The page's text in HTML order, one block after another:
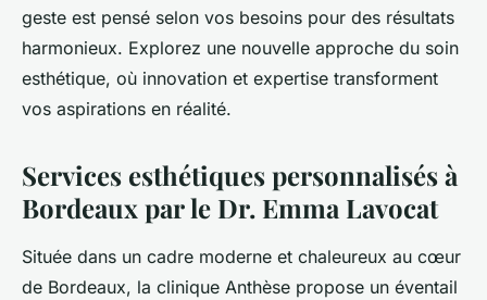
geste est pensé selon vos besoins pour des résultats
harmonieux. Explorez une nouvelle approche du soin
esthétique, où innovation et expertise transforment
vos aspirations en réalité.
Services esthétiques personnalisés à
Bordeaux par le Dr. Emma Lavocat
Située dans un cadre moderne et chaleureux au cœur
de Bordeaux, la clinique Anthèse propose un éventail